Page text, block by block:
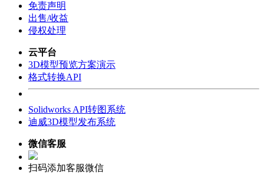
免责声明
出售/收益
侵权处理
云平台
3D模型预览方案演示
格式转换API
Solidworks API转图系统
迪威3D模型发布系统
微信客服
扫码添加客服微信